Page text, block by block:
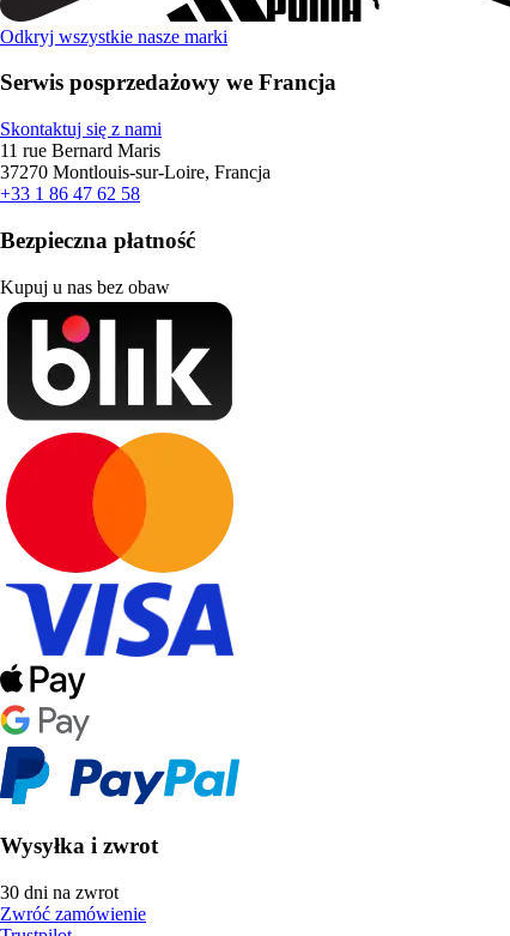
Odkryj wszystkie nasze marki
Serwis posprzedażowy we Francja
Skontaktuj się z nami
11 rue Bernard Maris
37270 Montlouis-sur-Loire, Francja
+33 1 86 47 62 58
Bezpieczna płatność
Kupuj u nas bez obaw
Wysyłka i zwrot
30 dni na zwrot
Zwróć zamówienie